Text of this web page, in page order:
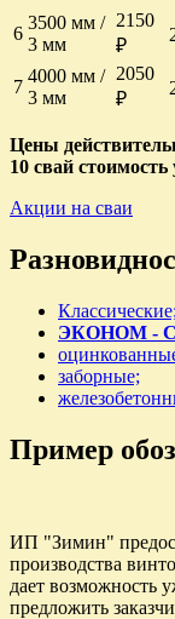
6
3500 мм /
3 мм
2150
₽
7
4000 мм /
3 мм
2050
₽
Цены
10 свай
Акции на сваи
Классические;
ЭКОНОМ -
заборные;
Пример
ИП "Зимин"
производства
дает возможность
предложить